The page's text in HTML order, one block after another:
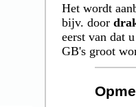
Het wordt
bijv. door
eerst van dat
GB's groot